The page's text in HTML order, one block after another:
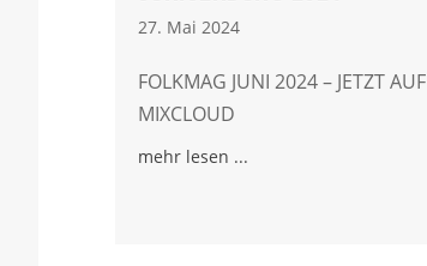
27. Mai 2024
FOLKMAG JUNI 2024 – JETZT AUF
MIXCLOUD
mehr lesen